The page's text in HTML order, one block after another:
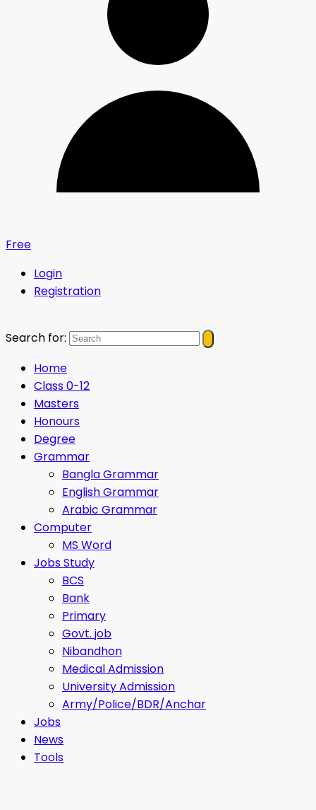
Free
Login
Registration
Search for:
Home
Class 0-12
Masters
Honours
Degree
Grammar
Bangla Grammar
English Grammar
Arabic Grammar
Computer
MS Word
Jobs Study
BCS
Bank
Primary
Govt. job
Nibandhon
Medical Admission
University Admission
Army/Police/BDR/Anchar
Jobs
News
Tools